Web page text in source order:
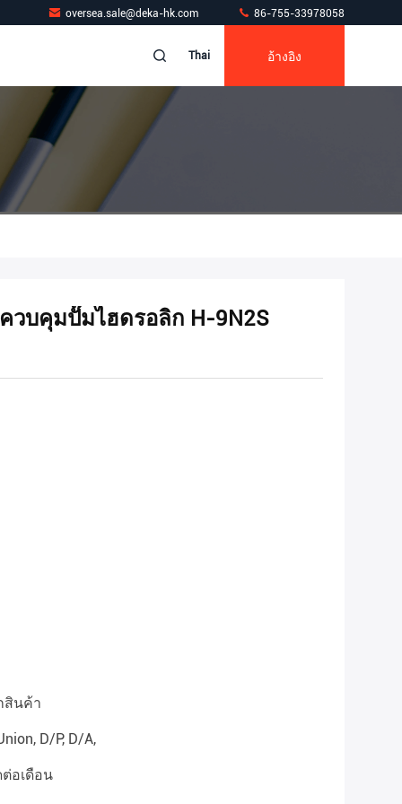
oversea.sale@deka-hk.com 86-755-33978058
Thai อ้างอิง
วบคุมปั๊มไฮดรอลิก H-9N2S
สินค้า
D/P, D/A,
อเดือน